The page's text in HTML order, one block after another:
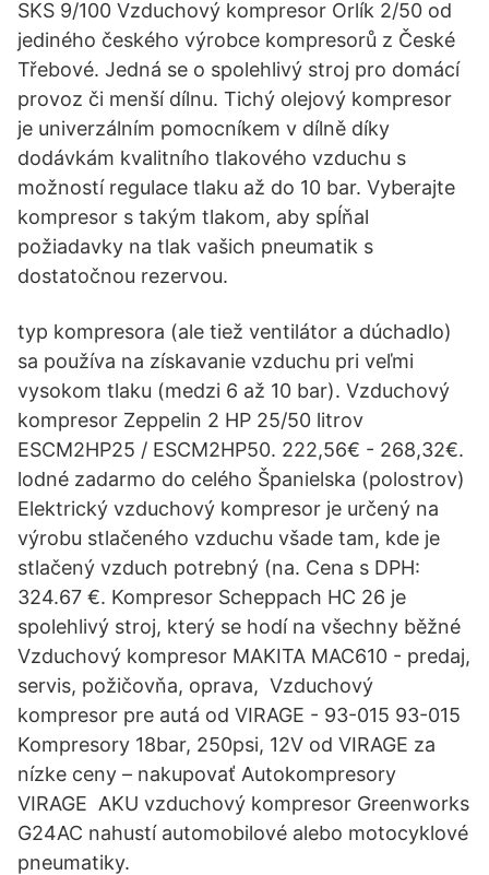
SKS 9/100 Vzduchový kompresor Orlík 2/50 od
jediného českého výrobce kompresorů z České
Třebové. Jedná se o spolehlivý stroj pro domácí
provoz či menší dílnu. Tichý olejový kompresor
je univerzálním pomocníkem v dílně díky
dodávkám kvalitního tlakového vzduchu s
možností regulace tlaku až do 10 bar. Vyberajte
kompresor s takým tlakom, aby spĺňal
požiadavky na tlak vašich pneumatik s
dostatočnou rezervou.
typ kompresora (ale tiež ventilátor a dúchadlo)
sa používa na získavanie vzduchu pri veľmi
vysokom tlaku (medzi 6 až 10 bar). Vzduchový
kompresor Zeppelin 2 HP 25/50 litrov
ESCM2HP25 / ESCM2HP50. 222,56€ - 268,32€.
lodné zadarmo do celého Španielska (polostrov)
Elektrický vzduchový kompresor je určený na
výrobu stlačeného vzduchu všade tam, kde je
stlačený vzduch potrebný (na. Cena s DPH:
324.67 €. Kompresor Scheppach HC 26 je
spolehlivý stroj, který se hodí na všechny běžné
Vzduchový kompresor MAKITA MAC610 - predaj,
servis, požičovňa, oprava, Vzduchový
kompresor pre autá od VIRAGE - 93-015 93-015
Kompresory 18bar, 250psi, 12V od VIRAGE za
nízke ceny – nakupovať Autokompresory
VIRAGE AKU vzduchový kompresor Greenworks
G24AC nahustí automobilové alebo motocyklové
pneumatiky.